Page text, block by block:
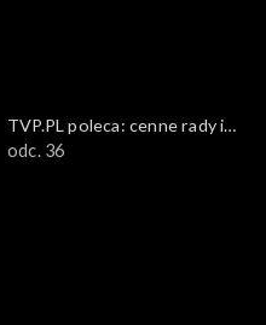
TVP.PL poleca: cenne rady i
ciekawostki
odc. 36